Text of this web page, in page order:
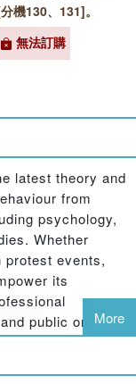
機130、131]。
無法訂購
latest theory and
from
psychology,
Whether
protest events,
its
public order,
in their
analysis.
More